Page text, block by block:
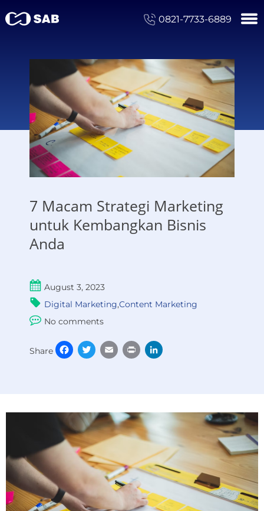
0821-7733-6889
7 Macam Strategi Marketing
untuk Kembangkan Bisnis
Anda
August 3, 2023
Digital Marketing,Content Marketing
No comments
Share Facebook
TwitterEmail Print